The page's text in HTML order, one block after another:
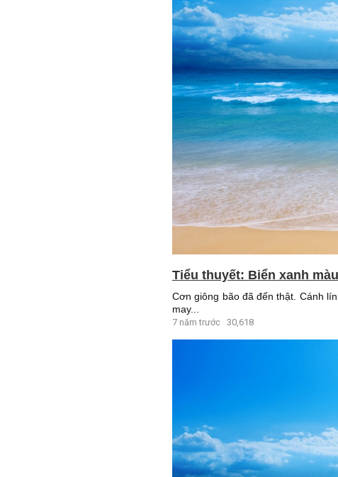
Tiểu thuyết: Biển xanh
Cơn giông bão đã đến thật. Cánh
may...
7 năm trước 30,618